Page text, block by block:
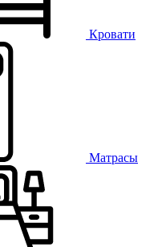
Кровати
Матрасы